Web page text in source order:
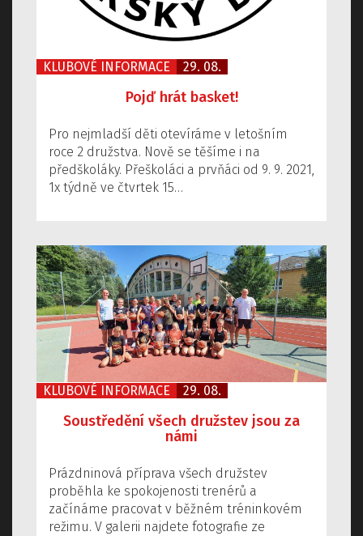
KLUBOVÉ INFORMACE 29. 08.
Pojď hrát basket!
Pro nejmladší děti otevíráme v letošním
roce 2 družstva. Nově se těšíme i na
předškoláky. Přeškoláci a prvňáci od 9. 9. 2021,
1x týdně ve čtvrtek 15…
KLUBOVÉ INFORMACE 29. 08.
Soustředění všech družstev jsou za
námi
Prázdninová příprava všech družstev
proběhla ke spokojenosti trenérů a
začínáme pracovat v běžném tréninkovém
režimu. V galerii najdete fotografie ze